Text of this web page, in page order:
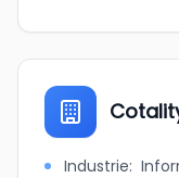
Industrie: